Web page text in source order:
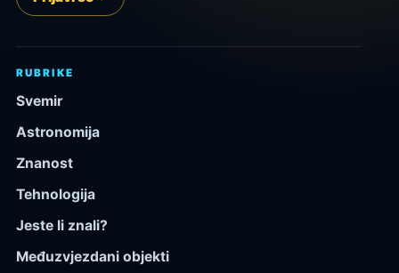
RUBRIKE
Svemir
Astronomija
Znanost
Tehnologija
Jeste li znali?
Međuzvjezdani objekti